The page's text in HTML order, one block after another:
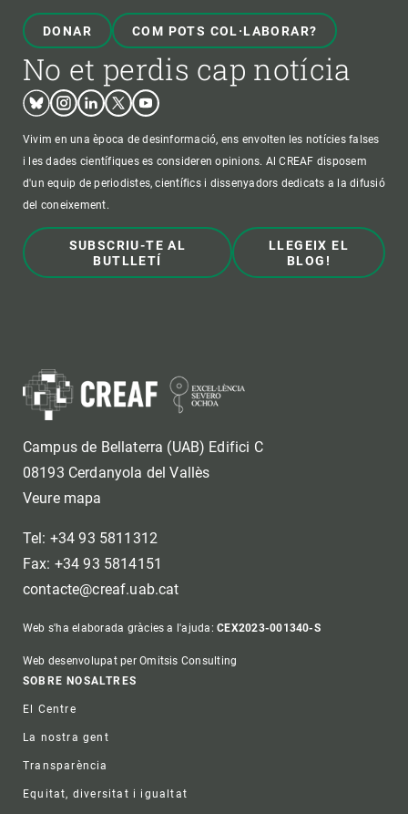
DONAR COM POTS COL·LABORAR?
No et perdis cap notícia
BlueskyInstagram
LinkedinTwitterYoutube
Vivim en una època de desinformació, ens envolten les notícies falses
i les dades científiques es consideren opinions. Al CREAF disposem
d'un equip de periodistes, científics i dissenyadors dedicats a la difusió
del coneixement.
SUBSCRIU-TE AL
BUTLLETÍ
LLEGEIX EL
BLOG!
Campus de Bellaterra (UAB) Edifici C
08193 Cerdanyola del Vallès
Veure mapa
Tel: +34 93 5811312
Fax: +34 93 5814151
contacte@creaf.uab.cat
Web s'ha elaborada gràcies a l'ajuda:CEX2023-001340-S
Web desenvolupat per Omitsis Consulting
Footer
SOBRE NOSALTRES
El Centre
La nostra gent
Transparència
Equitat, diversitat i igualtat